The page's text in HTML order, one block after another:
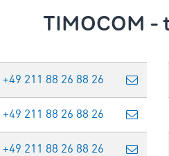
TIMOCOM -
+49 211 88 26 88 26
+49 211 88 26 88 26
+49 211 88 26 88 26